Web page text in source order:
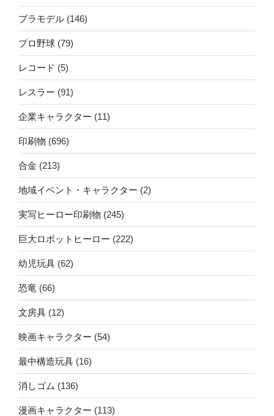
プラモデル (146)
プロ野球 (79)
レコード (5)
レスラー (91)
企業キャラクター (11)
印刷物 (696)
合金 (213)
地域イベント・キャラクター (2)
実写ヒーロー印刷物 (245)
巨大ロボットヒーロー (222)
幼児玩具 (62)
恐竜 (66)
文房具 (12)
映画キャラクター (54)
最中構造玩具 (16)
消しゴム (136)
漫画キャラクター (113)